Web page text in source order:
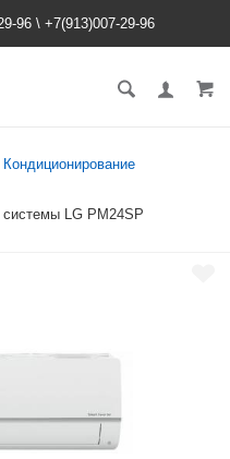
96 \ +7(913)007-29-96
Кондиционирование
LG PM24SP